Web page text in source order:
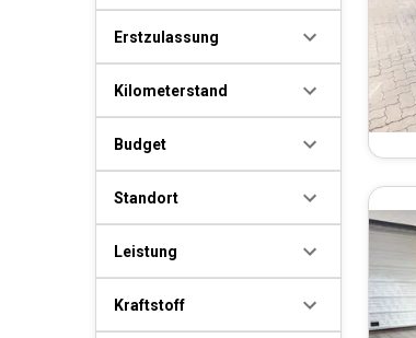
Erstzulassung
Kilometerstand
Budget
Standort
Leistung
Kraftstoff